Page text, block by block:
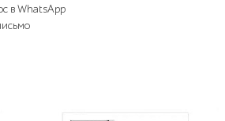
в WhatsApp